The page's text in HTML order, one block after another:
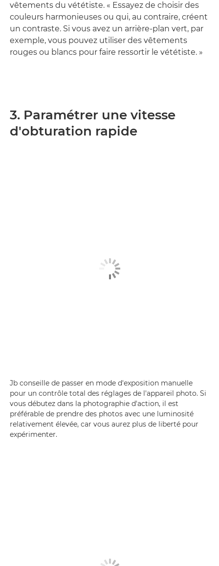
vêtements du vététiste. « Essayez de choisir des
couleurs harmonieuses ou qui, au contraire, créent
un contraste. Si vous avez un arrière-plan vert, par
exemple, vous pouvez utiliser des vêtements
rouges ou blancs pour faire ressortir le vététiste. »
3. Paramétrer une vitesse
d'obturation rapide
Jb conseille de passer en mode d'exposition manuelle
pour un contrôle total des réglages de l'appareil photo. Si
vous débutez dans la photographie d'action, il est
préférable de prendre des photos avec une luminosité
relativement élevée, car vous aurez plus de liberté pour
expérimenter.